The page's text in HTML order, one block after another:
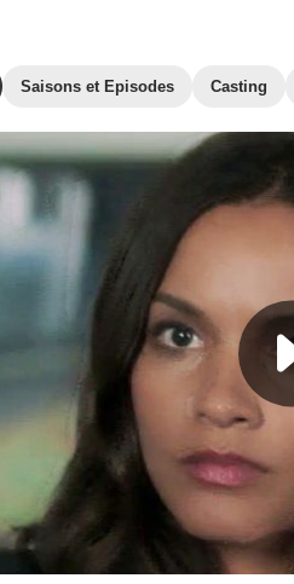
Saisons et Episodes Casting